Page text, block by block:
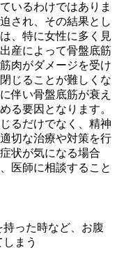
いるわけではありま
され、その結果とし
、特に女性に多く見
産によって骨盤底筋
肉がダメージを受け
じることが難しくな
伴い骨盤底筋が衰え
る要因となります。
るだけでなく、精神
切な治療や対策を行
状が気になる場合
医師に相談すること
った時など、お腹
まう